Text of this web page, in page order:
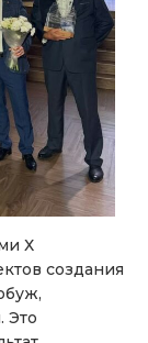
Х
создания
Это